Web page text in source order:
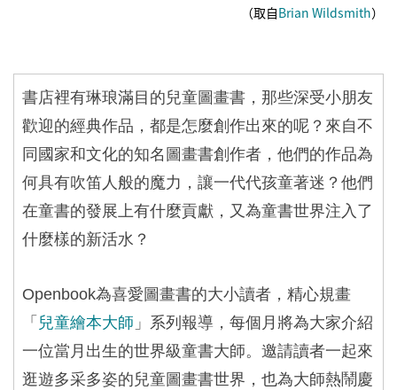
（取自Brian Wildsmith）
書店裡有琳琅滿目的兒童圖畫書，那些深受小朋友
歡迎的經典作品，都是怎麼創作出來的呢？來自不
同國家和文化的知名圖畫書創作者，他們的作品為
何具有吹笛人般的魔力，讓一代代孩童著迷？他們
在童書的發展上有什麼貢獻，又為童書世界注入了
什麼樣的新活水？
Openbook為喜愛圖畫書的大小讀者，精心規畫
「 兒童繪本大師 」系列報導，每個月將為大家介紹
一位當月出生的世界級童書大師。邀請讀者一起來
逛遊多采多姿的兒童圖畫書世界，也為大師熱鬧慶